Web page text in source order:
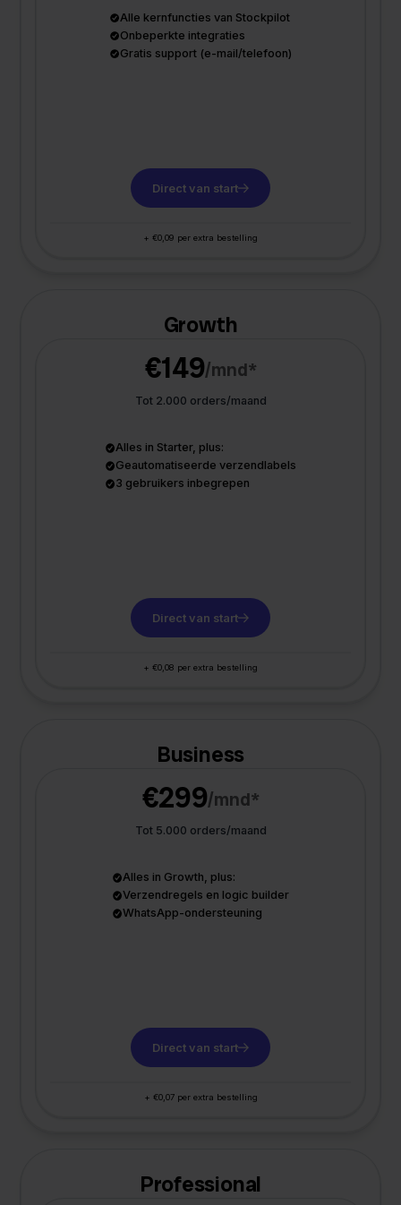
Alle kernfuncties van Stockpilot
Onbeperkte integraties
Gratis support (e-mail/telefoon)
Direct van start
+ €0,09 per extra bestelling
Growth
€149/mnd*
Tot 2.000 orders/maand
Alles in Starter, plus:
Geautomatiseerde verzendlabels
3 gebruikers inbegrepen
Direct van start
+ €0,08 per extra bestelling
Business
€299/mnd*
Tot 5.000 orders/maand
Alles in Growth, plus:
Verzendregels en logic builder
WhatsApp-ondersteuning
Direct van start
+ €0,07 per extra bestelling
Professional